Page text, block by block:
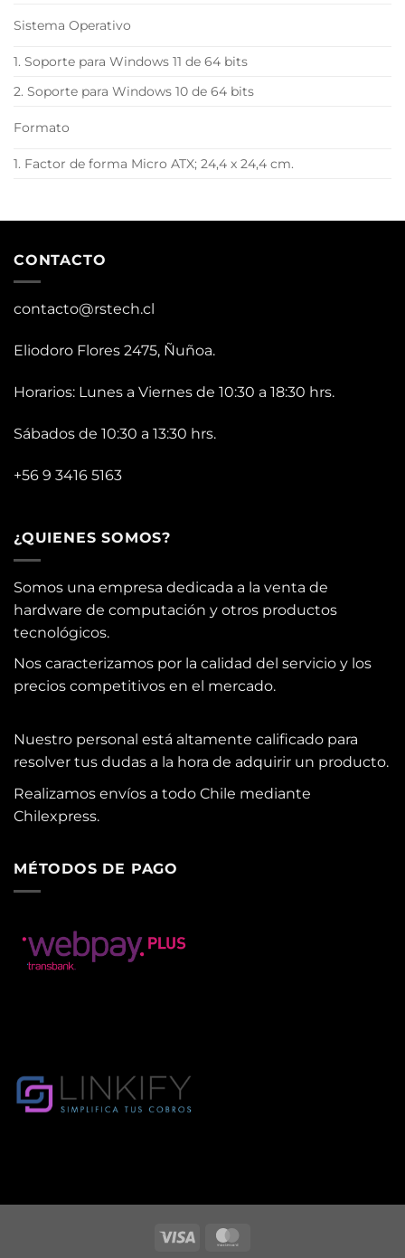
Sistema Operativo
1. Soporte para Windows 11 de 64 bits
2. Soporte para Windows 10 de 64 bits
Formato
1. Factor de forma Micro ATX; 24,4 x 24,4 cm.
CONTACTO
contacto@rstech.cl
Eliodoro Flores 2475, Ñuñoa.
Horarios: Lunes a Viernes de 10:30 a 18:30 hrs.
Sábados de 10:30 a 13:30 hrs.
+56 9 3416 5163
¿QUIENES SOMOS?
Somos una empresa dedicada a la venta de
hardware de computación y otros productos
tecnológicos.
Nos caracterizamos por la calidad del servicio y los
precios competitivos en el mercado.
Nuestro personal está altamente calificado para
resolver tus dudas a la hora de adquirir un producto.
Realizamos envíos a todo Chile mediante
Chilexpress.
MÉTODOS DE PAGO